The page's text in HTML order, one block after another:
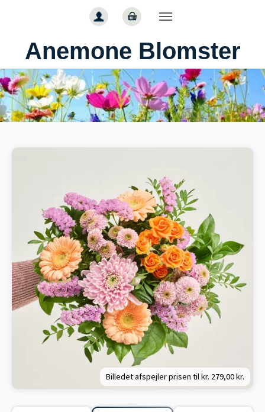
Anemone Blomster
Billedet afspejler prisen til kr. 279,00 kr.